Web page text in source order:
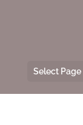
Select Page